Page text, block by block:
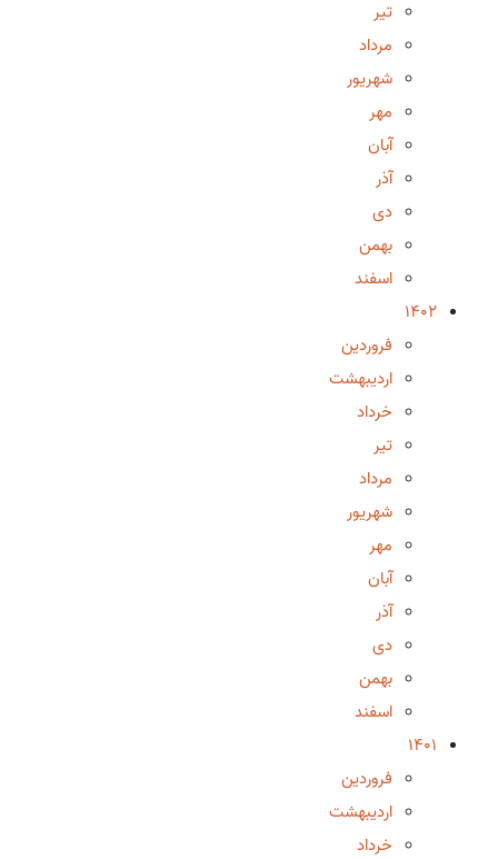
تیر
مرداد
شهریور
مهر
آبان
آذر
دی
بهمن
اسفند
1402
فروردین
اردیبهشت
خرداد
تیر
مرداد
شهریور
مهر
آبان
آذر
دی
بهمن
اسفند
1401
فروردین
اردیبهشت
خرداد